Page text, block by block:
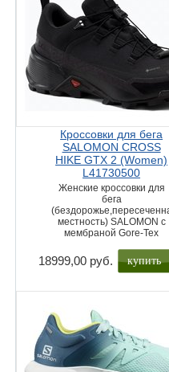
Кроссовки для бега
SALOMON CROSS
HIKE GTX 2 (Women)
L41730500
Женские кроссовки для
бега
местность) SALOMON с
мембраной Gore-Tex
18999,00 руб. купить